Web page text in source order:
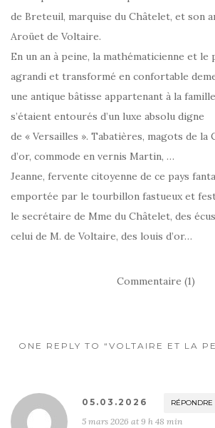
de Breteuil, marquise du Châtelet, et son
Aroüet de Voltaire.
En un an à peine, la mathématicienne et le
agrandi et transformé en confortable
une antique bâtisse appartenant à la
s’étaient entourés d’un luxe absolu digne
de « Versailles ». Tabatières, magots de la
d’or, commode en vernis Martin, …
Jeanne, fervente citoyenne de ce pays
emportée par le tourbillon fastueux et
le secrétaire de Mme du Châtelet, des
celui de M. de Voltaire, des louis d’or…
Commentaire (1)
ONE REPLY TO “VOLTAIRE ET LA
05.03.2026 RÉPONDRE
5 mars 2026 at 9 h 48 min